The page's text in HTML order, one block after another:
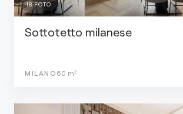
18FOTO
Sottotetto milanese
MILANO 60 m²